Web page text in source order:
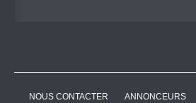
NOUS CONTACTER ANNONCEURS